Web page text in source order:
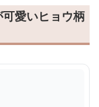
愛いヒョウ柄